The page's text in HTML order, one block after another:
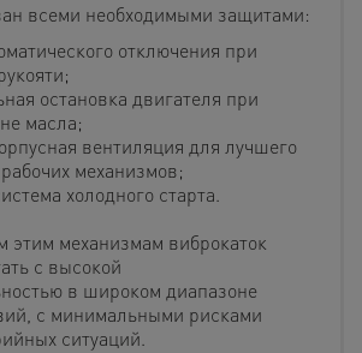
всеми необходимыми защитами:
отключения при
остановка двигателя при
масла;
вентиляция для лучшего
механизмов;
холодного старта.
этим механизмам виброкаток
с высокой
в широком диапазоне
с минимальными рисками
ситуаций.